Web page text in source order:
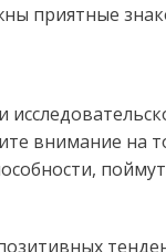
приятные
внимание на